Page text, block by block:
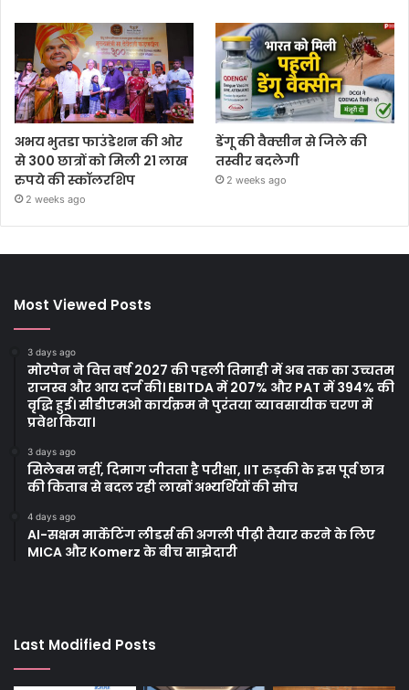
अभय भुतडा फाउंडेशन की ओर
से 300 छात्रों को मिली 21 लाख
रुपये की स्कॉलरशिप
2 weeks ago
डेंगू की वैक्सीन से जिले की
तस्वीर बदलेगी
2 weeks ago
Most Viewed Posts
3 days ago
मोरपेन ने वित्त वर्ष 2027 की पहली तिमाही में अब तक का उच्चतम
राजस्व और आय दर्ज की। EBITDA में 207% और PAT में 394% की
वृद्धि हुई। सीडीएमओ कार्यक्रम ने पुरंतया व्यावसायीक चरण में
प्रवेश किया।
3 days ago
सिलेबस नहीं, दिमाग जीतता है परीक्षा, IIT रुड़की के इस पूर्व छात्र
की किताब से बदल रही लाखों अभ्यर्थियों की सोच
4 days ago
AI-सक्षम मार्केटिंग लीडर्स की अगली पीढ़ी तैयार करने के लिए
MICA और Komerz के बीच साझेदारी
Last Modified Posts